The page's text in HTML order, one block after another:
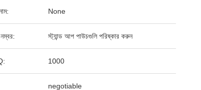
None
স্ট্যান্ড আপ পাউচগুলি পরিষ্কার করুন
1000
negotiable